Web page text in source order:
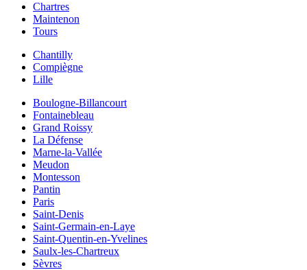
Chartres
Maintenon
Tours
Chantilly
Compiègne
Lille
Boulogne-Billancourt
Fontainebleau
Grand Roissy
La Défense
Marne-la-Vallée
Meudon
Montesson
Pantin
Paris
Saint-Denis
Saint-Germain-en-Laye
Saint-Quentin-en-Yvelines
Saulx-les-Chartreux
Sèvres